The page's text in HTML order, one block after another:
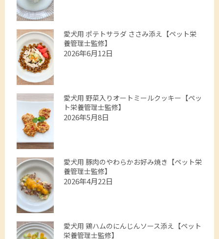
愛犬用 ポテトサラダ ささみ添え【ペット栄
養管理士監修】
2026年6月12日
愛犬用 野菜入りオートミールクッキー【ペッ
ト栄養管理士監修】
2026年5月8日
愛犬用 豚肉のやわらかお好み焼き【ペット栄
養管理士監修】
2026年4月22日
愛犬用 鶏ハムのにんじんソース添え【ペット
栄養管理士監修】